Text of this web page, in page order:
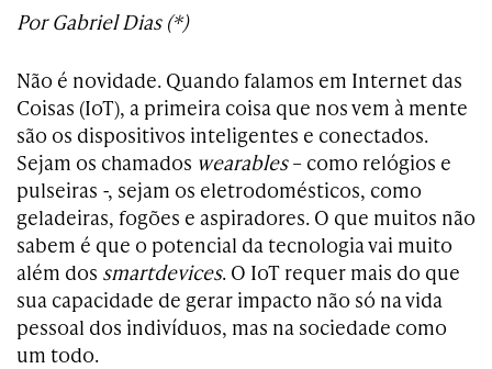
Por Gabriel Dias (*)
Não é novidade. Quando falamos em Internet das
Coisas (IoT), a primeira coisa que nos vem à mente
são os dispositivos inteligentes e conectados.
Sejam os chamados wearables– como relógios e
pulseiras -, sejam os eletrodomésticos, como
geladeiras, fogões e aspiradores. O que muitos não
sabem é que o potencial da tecnologia vai muito
além dos smartdevices. O IoT requer mais do que
sua capacidade de gerar impacto não só na vida
pessoal dos indivíduos, mas na sociedade como
um todo.